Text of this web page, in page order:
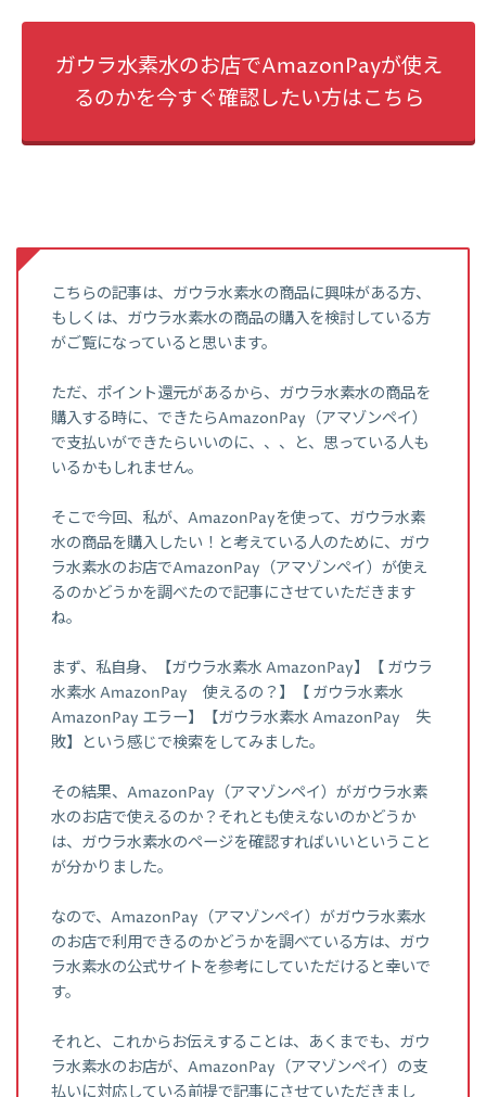
ガウラ水素水のお店でAmazonPayが使え
るのかを今すぐ確認したい方はこちら
こちらの記事は、ガウラ水素水の商品に興味がある方、
もしくは、ガウラ水素水の商品の購入を検討している方
がご覧になっていると思います。
ただ、ポイント還元があるから、ガウラ水素水の商品を
購入する時に、できたらAmazonPay（アマゾンペイ）
で支払いができたらいいのに、、、と、思っている人も
いるかもしれません。
そこで今回、私が、AmazonPayを使って、ガウラ水素
水の商品を購入したい！と考えている人のために、ガウ
ラ水素水のお店でAmazonPay（アマゾンペイ）が使え
るのかどうかを調べたので記事にさせていただきます
ね。
まず、私自身、【ガウラ水素水 AmazonPay】【 ガウラ
水素水 AmazonPay 使えるの？】【 ガウラ水素水
AmazonPay エラー】【ガウラ水素水 AmazonPay 失
敗】という感じで検索をしてみました。
その結果、AmazonPay（アマゾンペイ）がガウラ水素
水のお店で使えるのか？それとも使えないのかどうか
は、ガウラ水素水のページを確認すればいいということ
が分かりました。
なので、AmazonPay（アマゾンペイ）がガウラ水素水
のお店で利用できるのかどうかを調べている方は、ガウ
ラ水素水の公式サイトを参考にしていただけると幸いで
す。
それと、これからお伝えすることは、あくまでも、ガウ
ラ水素水のお店が、AmazonPay（アマゾンペイ）の支
払いに対応している前提で記事にさせていただきまし